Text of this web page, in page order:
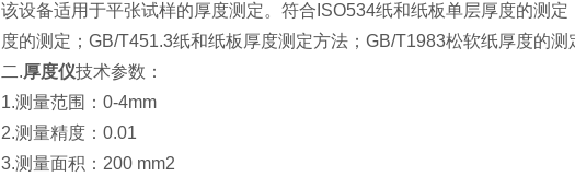
该设备适用于平张试样的厚度测定。符合ISO534纸和纸板单层厚度的测
度的测定；GB/T451.3纸和纸板厚度测定方法；GB/T1983松软纸厚度的测
二.厚度仪技术参数：
1.测量范围：0-4mm
2.测量精度：0.01
3.测量面积：200 mm2